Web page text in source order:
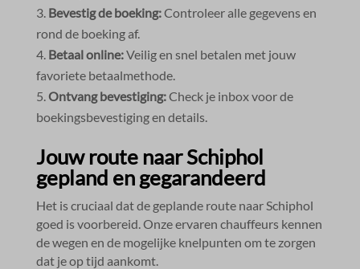
Bevestig de boeking:Controleer alle gegevens en
rond de boeking af.​
Betaal online:Veilig en snel betalen met jouw
favoriete betaalmethode.​
Ontvang bevestiging:Check je inbox voor de
boekingsbevestiging en details.​
Jouw route naar Schiphol
gepland en gegarandeerd
Het is cruciaal dat de geplande route naar Schiphol
goed is voorbereid.​ Onze ervaren chauffeurs kennen
de wegen en de mogelijke knelpunten om te zorgen
dat je op tijd aankomt.​